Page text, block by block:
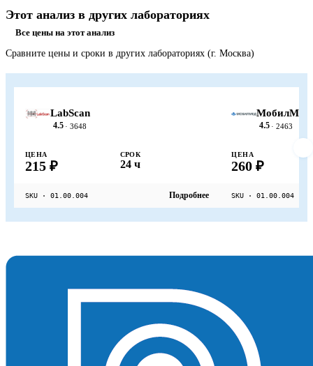
Этот анализ в других лабораториях
Все цены на этот анализ
Сравните цены и сроки в других лабораториях (г. Москва)
LabScan
4.5 · 3648
ЦЕНА
215 ₽
СРОК
24 ч
SKU · 01.00.004 Подробнее
МобилМед
4.5 · 2463
ЦЕНА
260 ₽
SKU · 01.00.004